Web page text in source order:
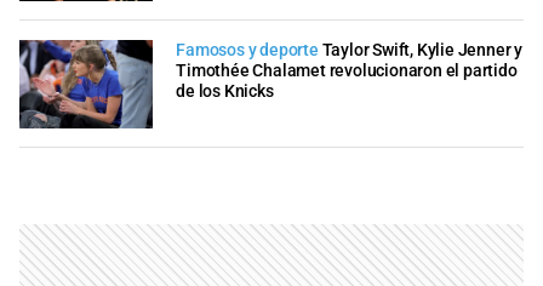
Famosos y deporte Taylor Swift, Kylie Jenner y
Timothée Chalamet revolucionaron el partido
de los Knicks